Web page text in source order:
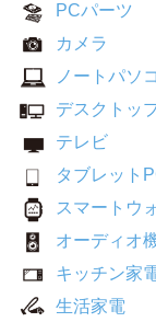
PCパーツ
カメラ
ノートパソ
デスクトッ
テレビ
タブレット
スマートウ
オーディオ
キッチン家
生活家電